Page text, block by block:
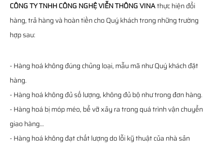
CÔNG TY TNHH CÔNG NGHỆ VIỄN THÔNG VINAthực hiện đổi
hàng, trả hàng và hoàn tiền cho Quý khách trong những trường
hợp sau:
- Hàng hoá không đúng chủng loại, mẫu mã như Quý khách đặt
hàng.
- Hàng hoá không đủ số lượng, không đủ bộ như trong đơn hàng.
- Hàng hoá bị móp méo, bể vỡ xảy ra trong quá trình vận chuyển
giao hàng…
- Hàng hoá không đạt chất lượng do lỗi kỹ thuật của nhà sản